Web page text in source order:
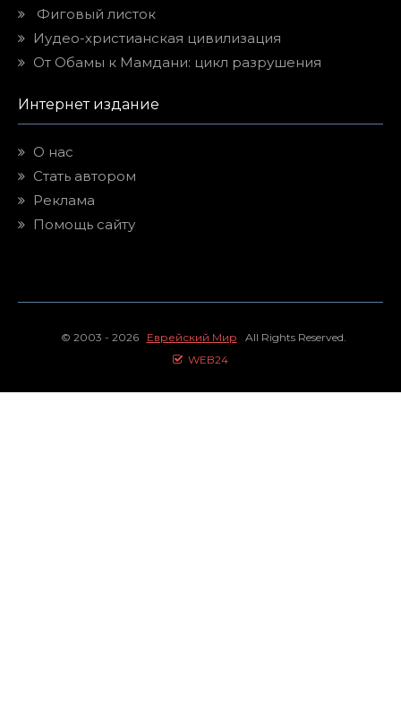
Фиговый листок
Иудео-христианская цивилизация
От Обамы к Мамдани: цикл разрушения
Интернет издание
О нас
Стать автором
Реклама
Помощь сайту
© 2003 - 2026 Еврейский Мир All Rights Reserved.
WEB24